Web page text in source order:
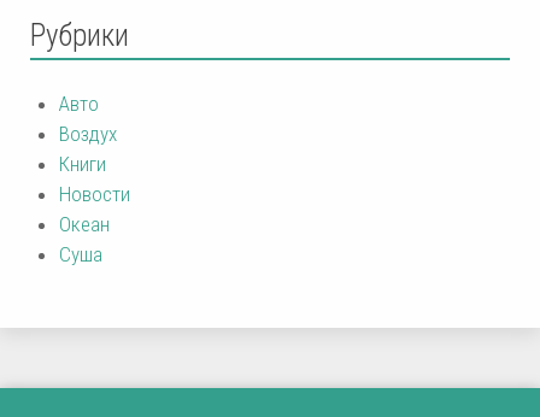
Рубрики
Авто
Воздух
Книги
Новости
Океан
Суша